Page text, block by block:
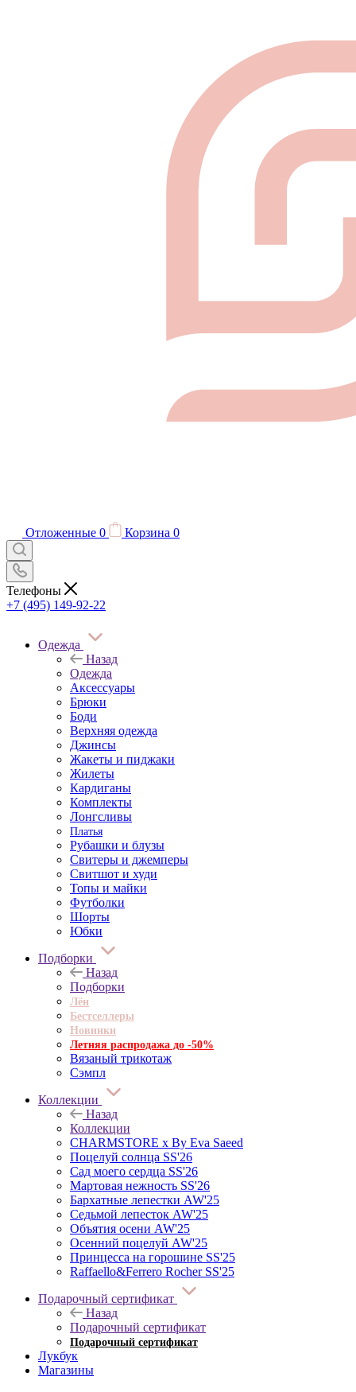
Отложенные 0 Корзина 0
Телефоны
+7 (495) 149-92-22
Одежда
Назад
Одежда
Аксессуары
Брюки
Боди
Верхняя одежда
Джинсы
Жакеты и пиджаки
Жилеты
Кардиганы
Комплекты
Лонгсливы
Платья
Рубашки и блузы
Свитеры и джемперы
Свитшот и худи
Топы и майки
Футболки
Шорты
Юбки
Подборки
Назад
Подборки
Лён
Бестселлеры
Новинки
Летняя распродажа до -50%
Вязаный трикотаж
Сэмпл
Коллекции
Назад
Коллекции
CHARMSTORE х By Eva Saeed
Поцелуй солнца SS'26
Сад моего сердца SS'26
Мартовая нежность SS'26
Бархатные лепестки AW'25
Седьмой лепесток AW'25
Объятия осени AW'25
Осенний поцелуй AW'25
Принцесса на горошине SS'25
Raffaello&Ferrero Rocher SS'25
Подарочный сертификат
Назад
Подарочный сертификат
Подарочный сертификат
Лукбук
Магазины